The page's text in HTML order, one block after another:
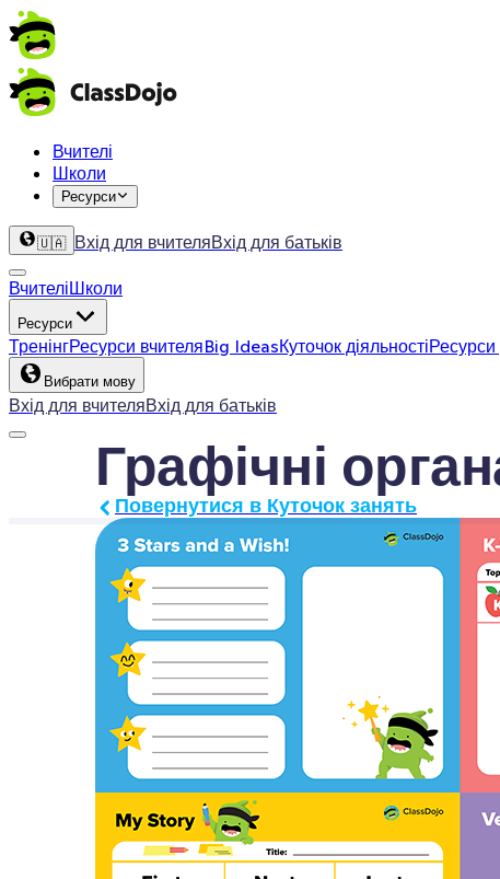
Вчителі
Школи
Ресурси
🇺🇦 Вхід для вчителяВхід для батьків
ВчителіШколи
Ресурси
ТренінгРесурси вчителяBig IdeasКуточок діяльності
Вибрати мову
Вхід для вчителяВхід для батьків
Графічні
Повернутися в Куточок занять